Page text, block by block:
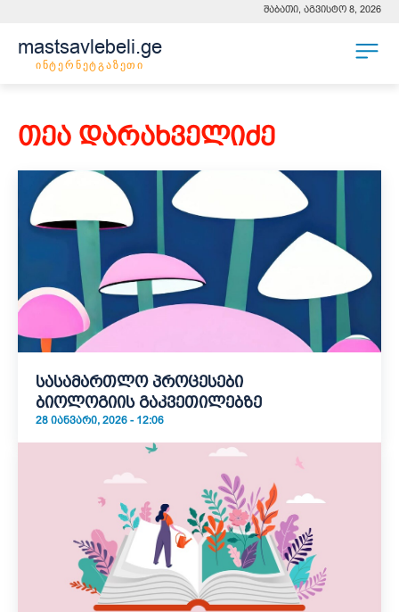
შაბათი, აგვისტო 8, 2026
mastsavlebeli.ge
ინტერნეტგაზეთი
თეა დარახველიძე
სასამართლო პროცესები
ბიოლოგიის გაკვეთილებზე
28 ᲘᲐᲜᲕᲐᲠᲘ, 2026 - 12:06